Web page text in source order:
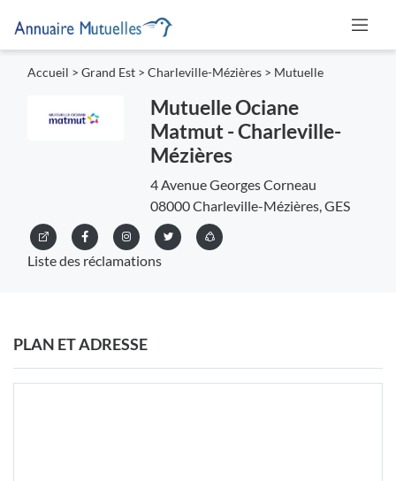
Accueil > Grand Est > Charleville-Mézières > Mutuelle
Mutuelle Ociane
Matmut - Charleville-
Mézières
4 Avenue Georges Corneau
08000 Charleville-Mézières, GES
Liste des réclamations
PLAN ET ADRESSE